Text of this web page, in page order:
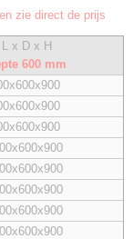
zie direct de prijs
L x D x H
600 mm